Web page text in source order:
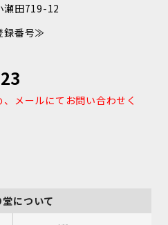
瀬田719-12
録番号≫
メールにてお問い合わせく
について